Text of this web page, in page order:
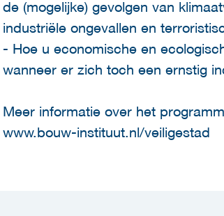
de (mogelijke) gevolgen van
industriële ongevallen en
- Hoe u economische en
wanneer er zich toch een ernstig
Meer informatie over het
www.bouw-instituut.nl/veiligestad